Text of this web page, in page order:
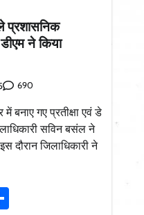
प्रशासनिक
ने किया
690
बनाए गए प्रतीक्षा एवं डे
सविन बसंल ने
दौरान जिलाधिकारी ने
Share